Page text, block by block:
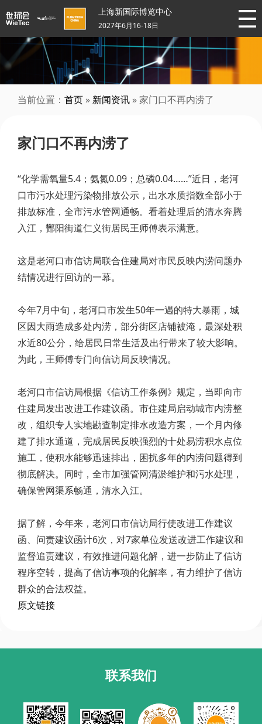
上海新国际博览中心
2027年6月16-18日
当前位置： 首页 » 新闻资讯 » 家门口不再内涝了
家门口不再内涝了
“化学需氧量5.4；氨氮0.09；总磷0.04……”近日，老河
口市污水处理污染物排放公示，出水水质指数全部小于
排放标准，全市污水管网通畅。看着处理后的清水奔腾
入江，酂阳街道仁义街居民王师傅表示满意。
这是老河口市信访局联合住建局对市民反映内涝问题办
结情况进行回访的一幕。
今年7月中旬，老河口市发生50年一遇的特大暴雨，城
区因大雨造成多处内涝，部分街区店铺被淹，最深处积
水近80公分，给居民日常生活及出行带来了较大影响。
为此，王师傅专门向信访局反映情况。
老河口市信访局根据《信访工作条例》规定，当即向市
住建局发出改进工作建议函。市住建局启动城市内涝整
改，组织专人实地勘查制定排水改造方案，一个月内修
建了排水通道，完成居民反映强烈的十处易涝积水点位
施工，使积水能够迅速排出，困扰多年的内涝问题得到
彻底解决。同时，全市加强管网清淤维护和污水处理，
确保管网渠系畅通，清水入江。
据了解，今年来，老河口市信访局行使改进工作建议
函、问责建议函计6次，对7家单位发送改进工作建议和
监督追责建议，有效推进问题化解，进一步防止了信访
程序空转，提高了信访事项的化解率，有力维护了信访
群众的合法权益。
原文链接
联系我们